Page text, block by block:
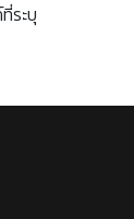
ระบุ